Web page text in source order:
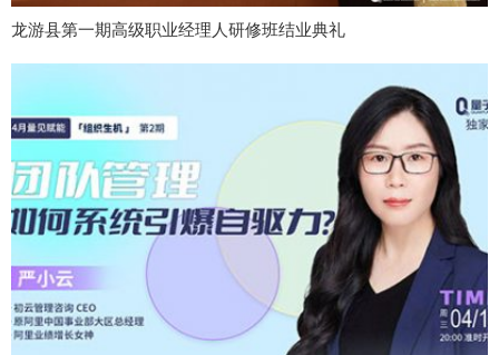
龙游县第一期高级职业经理人研修班结业典礼